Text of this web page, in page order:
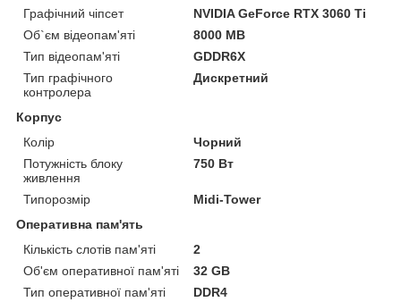
Графічний чіпсет
NVIDIA GeForce RTX 3060 Ti
Об`єм відеопам'яті
8000 MB
Тип відеопам'яті
GDDR6X
Тип графічного
контролера
Дискретний
Корпус
Колір
Чорний
Потужність блоку
живлення
750 Вт
Типорозмір
Midi-Tower
Оперативна пам'ять
Кількість слотів пам'яті
2
Об'єм оперативної пам'яті
32 GB
Тип оперативної пам'яті
DDR4